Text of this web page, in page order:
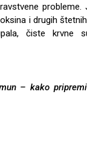
probleme.
i drugih
čiste krvne
– kako